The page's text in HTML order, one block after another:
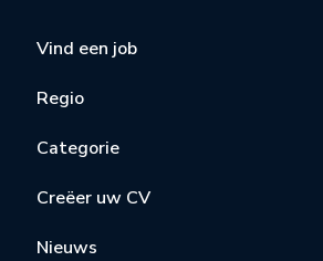
Vind een job
Regio
Categorie
Creëer uw CV
Nieuws